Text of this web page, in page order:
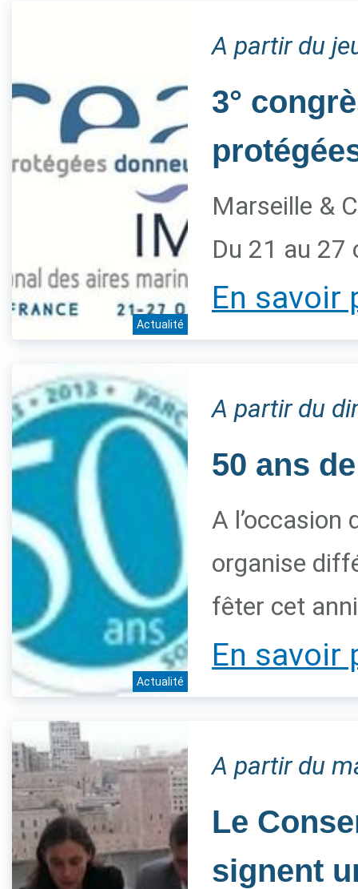
Actualité
A partir du
3°
Marseille &
Du 21 au 27
En savoir
Actualité
A partir du
50 ans
A l’occasion
organise
fêter cet
En savoir
A partir du
Le
signent